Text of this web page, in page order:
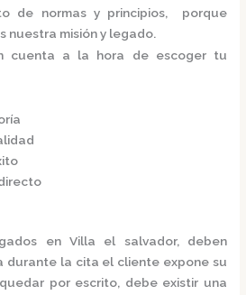
de normas y principios, porque
nuestra misión y legado.
cuenta a la hora de escoger tu
en Villa el salvador, deben
durante la cita el cliente expone su
por escrito, debe existir una